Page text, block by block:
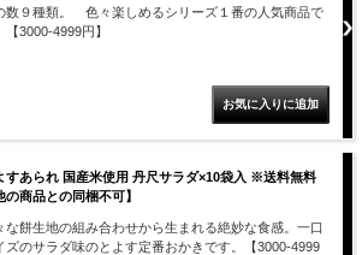
数９種類。 色々楽しめるシリーズ１番の人気商品で
【3000-4999円】
すあられ 国産米使用 丹尺サラダ×10袋入 ※送料無料
の商品との同梱不可】
な餅生地の組み合わせから生まれる絶妙な食感。一口
ズのサラダ味のとよす定番おかきです。【3000-4999